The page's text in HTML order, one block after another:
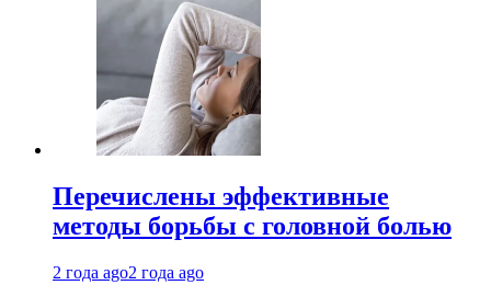
Перечислены эффективные
методы борьбы с головной болью
2 года ago2 года ago